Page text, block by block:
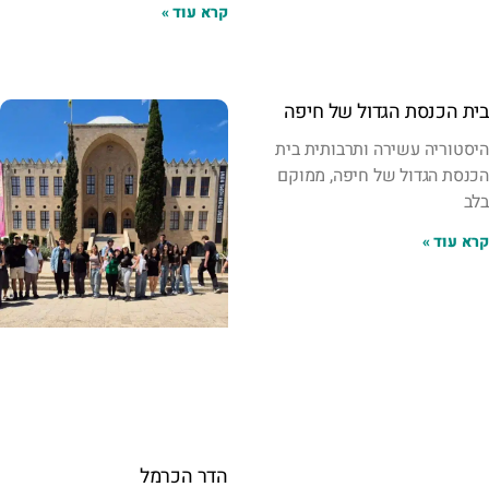
קרא עוד »
בית הכנסת הגדול של חיפה
היסטוריה עשירה ותרבותית בית
הכנסת הגדול של חיפה, ממוקם
בלב
קרא עוד »
הדר הכרמל